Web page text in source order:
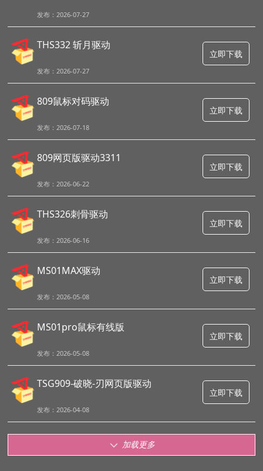
发布：2026-07-27
THS332 斩月驱动
发布：2026-07-27
立即下载
809鼠标对码驱动
发布：2026-07-18
立即下载
809网页版驱动3311
发布：2026-06-22
立即下载
THS326刺骨驱动
发布：2026-06-16
立即下载
MS01MAX驱动
发布：2026-05-08
立即下载
MS01pro鼠标有线版
发布：2026-05-08
立即下载
TSG909-破晓-刃网页版驱动
发布：2026-04-08
立即下载
加载更多